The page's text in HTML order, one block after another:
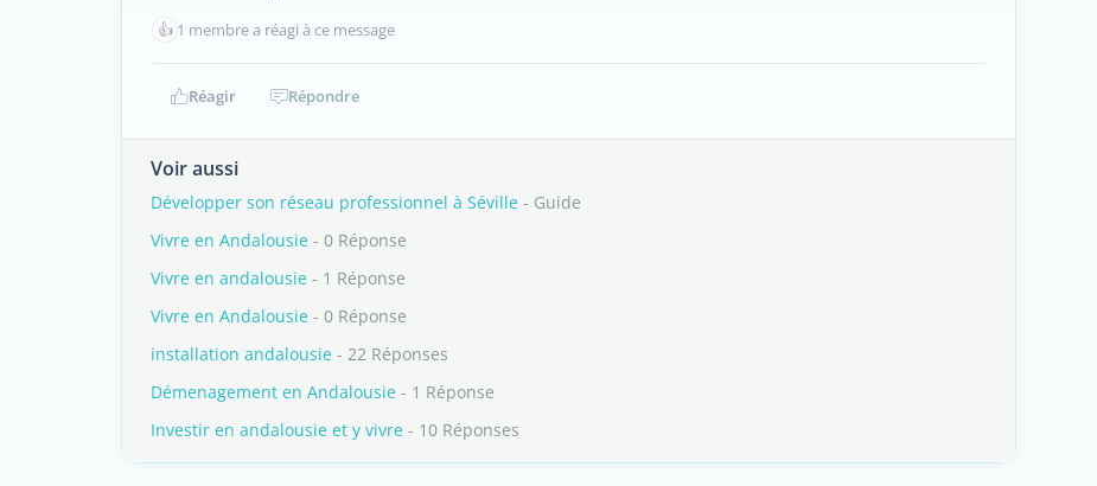
👍 1 membre a réagi à ce message
Réagir Répondre
Voir aussi
Développer son réseau professionnel à Séville - Guide
Vivre en Andalousie - 0 Réponse
Vivre en andalousie - 1 Réponse
Vivre en Andalousie - 0 Réponse
installation andalousie - 22 Réponses
Démenagement en Andalousie - 1 Réponse
Investir en andalousie et y vivre - 10 Réponses